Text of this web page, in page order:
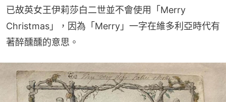
已故英女王伊莉莎白二世並不會使用「Merry
Christmas」，因為「Merry」一字在維多利亞時代有
著醉醺醺的意思。